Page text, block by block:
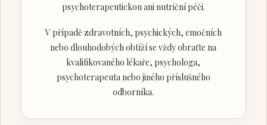
psychoterapeutickou ani nutriční péči.
V případě zdravotních, psychických, emočních
nebo dlouhodobých obtíží se vždy obraťte na
kvalifikovaného lékaře, psychologa,
psychoterapeuta nebo jiného příslušného
odborníka.